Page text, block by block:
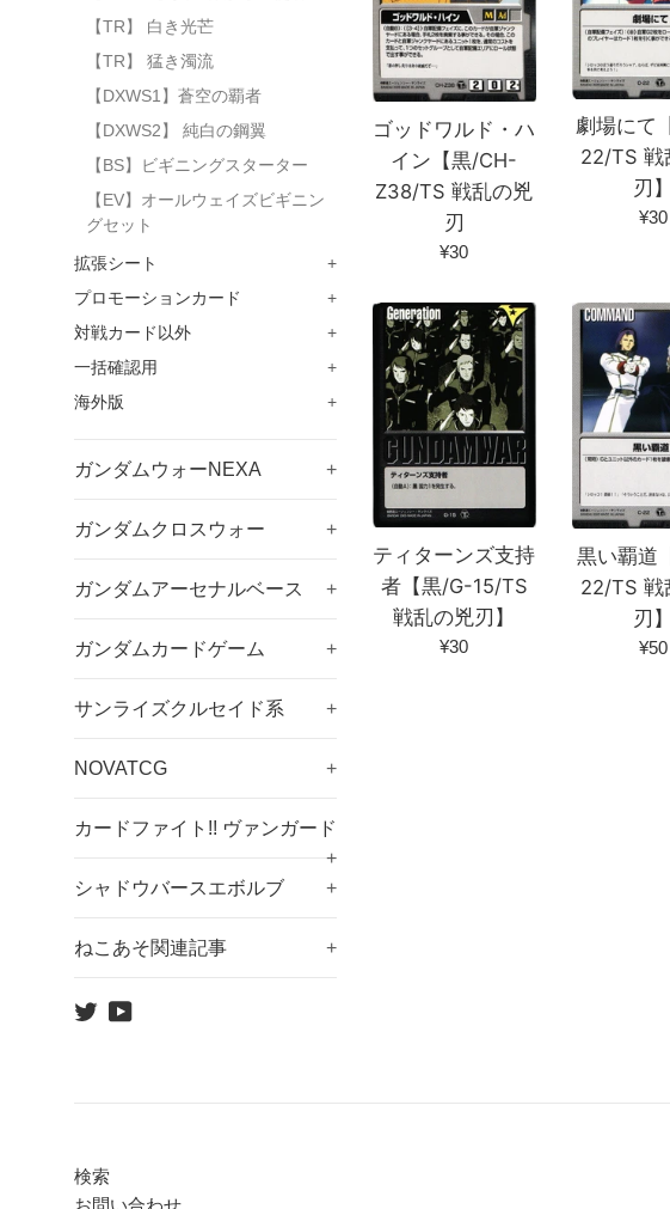
【TR】 白き光芒
【TR】 猛き濁流
【DXWS1】蒼空の覇者
【DXWS2】 純白の鋼翼
【BS】ビギニングスターター
【EV】オールウェイズビギニン
グセット
拡張シート
+
プロモーションカード
+
対戦カード以外
+
一括確認用
+
海外版
+
ガンダムウォーNEXA +
ガンダムクロスウォー +
ガンダムアーセナルベース +
ガンダムカードゲーム +
サンライズクルセイド系 +
NOVATCG +
カードファイト!! ヴァンガード
+
シャドウバースエボルブ
+
ねこあそ関連記事 +
TwitterYouTube
ゴッドワルド・ハ
イン【黒/CH-
Z38/TS 戦乱の兇
刃
通
価
格
¥30
劇場にて
22/TS 戦
刃】
通
格
¥30
ティターンズ支持
者【黒/G-15/TS
戦乱の兇刃】
通
¥30
黒い覇道
22/TS 戦
刃】
通
¥50
検索
お問い合わせ